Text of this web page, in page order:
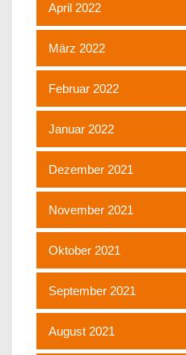
April 2022
März 2022
Februar 2022
Januar 2022
Dezember 2021
November 2021
Oktober 2021
September 2021
August 2021